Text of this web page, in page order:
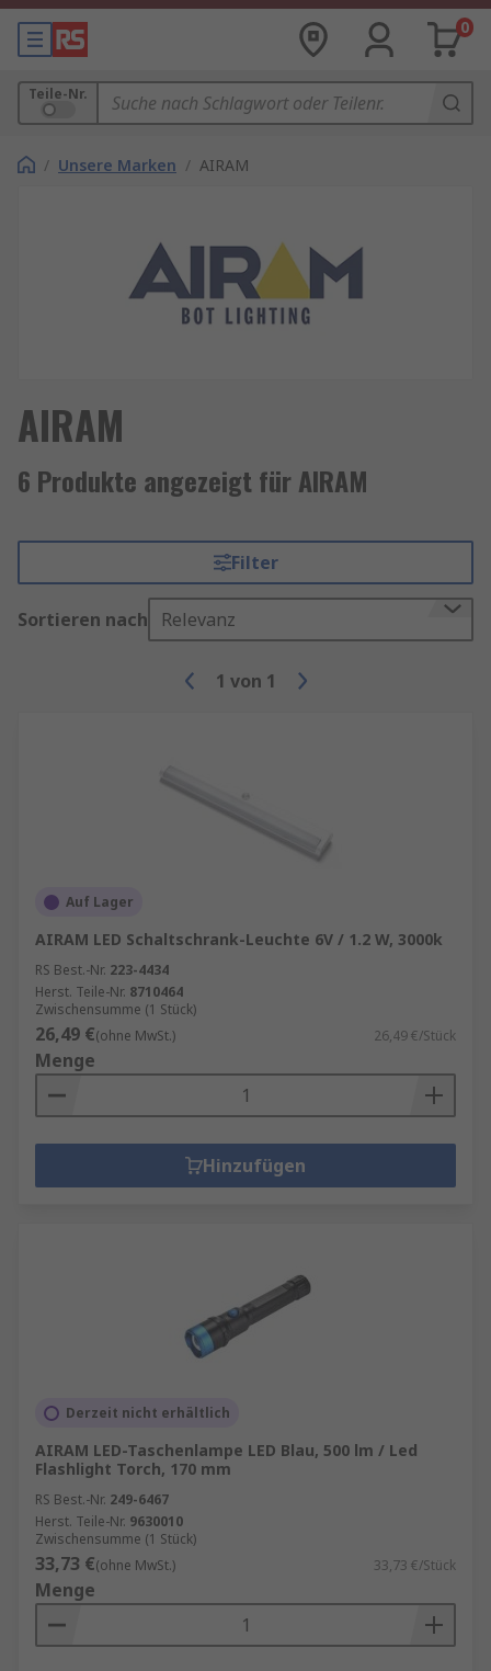
0
Teile-Nr.
/ Unsere Marken / AIRAM
AIRAM
6 Produkte angezeigt für AIRAM
Filter
Sortieren nach Relevanz
1 von 1
Auf Lager
AIRAM LED Schaltschrank-Leuchte 6V / 1.2 W, 3000k
RS Best.-Nr. 223-4434
Herst. Teile-Nr. 8710464
Zwischensumme (1 Stück)
26,49 €(ohne MwSt.) 26,49 €/Stück
Menge
Hinzufügen
Derzeit nicht erhältlich
AIRAM LED-Taschenlampe LED Blau, 500 lm / Led
Flashlight Torch, 170 mm
RS Best.-Nr. 249-6467
Herst. Teile-Nr. 9630010
Zwischensumme (1 Stück)
33,73 €(ohne MwSt.) 33,73 €/Stück
Menge